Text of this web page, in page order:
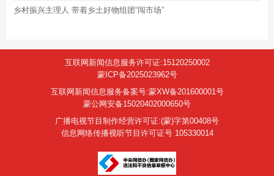
乡村振兴主理人 带着乡土好物组团“闯市场”
互联网新闻信息服务许可证:15120250002
蒙ICP备2025023962号
互联网新闻信息服务备案号:蒙XW备201600001号
蒙公网安备15020402000650号
广播电视节目制作经营许可证:(蒙)字第00408号
信息网络传播视听节目许可证号 105330014